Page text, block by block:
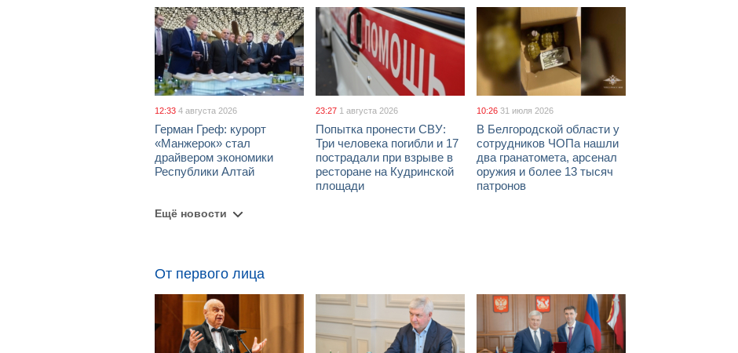
12:33 4 августа 2026
Герман Греф: курорт
«Манжерок» стал
драйвером экономики
Республики Алтай
23:27 1 августа 2026
Попытка пронести СВУ:
Три человека погибли и 17
пострадали при взрыве в
ресторане на Кудринской
площади
10:26 31 июля 2026
В Белгородской области у
сотрудников ЧОПа нашли
два гранатомета, арсенал
оружия и более 13 тысяч
патронов
Ещё новости
От первого лица